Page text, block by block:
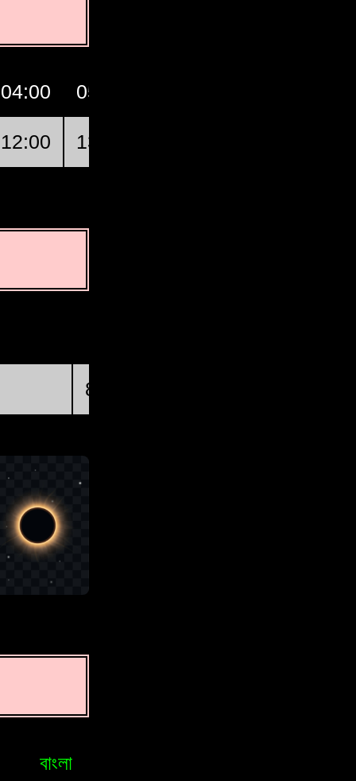
04:00 05:00
12:00 13:00
8월 20일 (목) @ 03:46:34
বাংলা